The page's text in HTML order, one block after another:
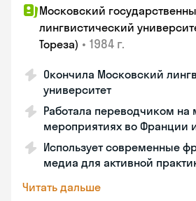
Московский
лингвистический
Тореза) • 1984 г.
Окончила Московский
университет
Работала переводчиком
мероприятиях во Франции
Использует современные
медиа для активной
Читать дальше